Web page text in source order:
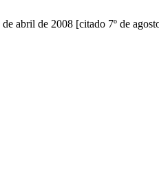
abril de 2008 [citado 7º de